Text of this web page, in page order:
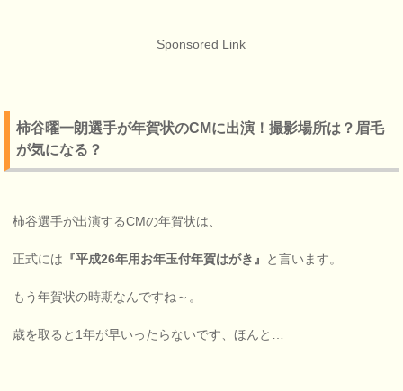
Sponsored Link
柿谷曜一朗選手が年賀状のCMに出演！撮影場所は？眉毛
が気になる？
柿谷選手が出演するCMの年賀状は、
正式には 『平成26年用お年玉付年賀はがき』 と言います。
もう年賀状の時期なんですね～。
歳を取ると1年が早いったらないです、ほんと…